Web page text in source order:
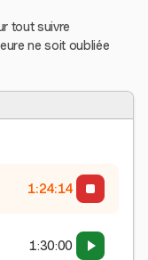
tout suivre
ne soit oubliée
1:24:15
1:30:00